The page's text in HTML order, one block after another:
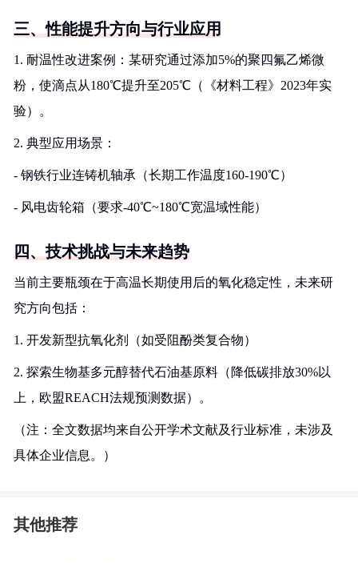
三、性能提升方向与行业应用
1. 耐温性改进案例：某研究通过添加5%的聚四氟乙烯微
粉，使滴点从180℃提升至205℃（《材料工程》2023年实
验）。
2. 典型应用场景：
- 钢铁行业连铸机轴承（长期工作温度160-190℃）
- 风电齿轮箱（要求-40℃~180℃宽温域性能）
四、技术挑战与未来趋势
当前主要瓶颈在于高温长期使用后的氧化稳定性，未来研
究方向包括：
1. 开发新型抗氧化剂（如受阻酚类复合物）
2. 探索生物基多元醇替代石油基原料（降低碳排放30%以
上，欧盟REACH法规预测数据）。
（注：全文数据均来自公开学术文献及行业标准，未涉及
具体企业信息。）
其他推荐